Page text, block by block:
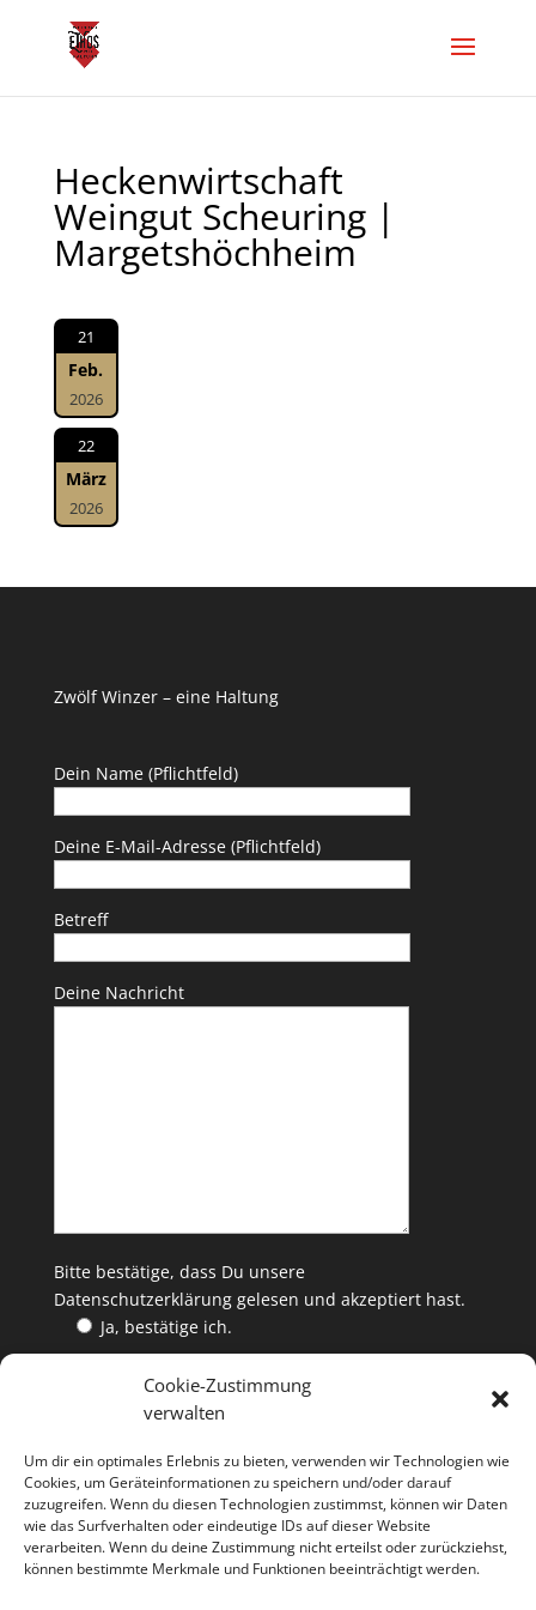
Cookie-Zustimmung
verwalten
Um dir ein optimales Erlebnis zu bieten, verwenden wir Technologien wie
Cookies, um Geräteinformationen zu speichern und/oder darauf
zuzugreifen. Wenn du diesen Technologien zustimmst, können wir Daten
wie das Surfverhalten oder eindeutige IDs auf dieser Website
verarbeiten. Wenn du deine Zustimmung nicht erteilst oder zurückziehst,
können bestimmte Merkmale und Funktionen beeinträchtigt werden.
Heckenwirtschaft
Weingut Scheuring |
Margetshöchheim
21
Feb.
2026
22
März
2026
Zwölf Winzer – eine Haltung
Dein Name (Pflichtfeld)
Deine E-Mail-Adresse (Pflichtfeld)
Betreff
Deine Nachricht
Bitte bestätige, dass Du unsere
Datenschutzerklärunggelesen und akzeptiert hast.
Ja, bestätige ich.
Die ETHOS Edition Weine gibt es jeweils solange der
Vorrat reicht bei allen ETHOS-Winzern oder über
bestellung@ethos-wein.de